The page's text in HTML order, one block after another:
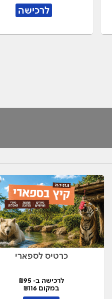
לרכישה
כרטיס לספארי
לרכישה ב- ₪95
במקום ₪116